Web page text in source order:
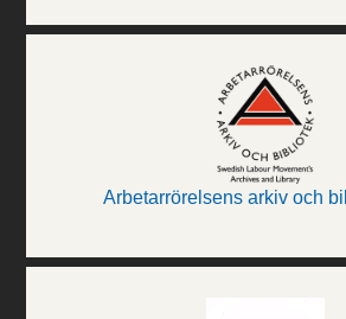
Arbetarrörelsens arkiv och